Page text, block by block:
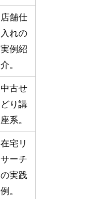
店舗仕
入れの
実例紹
介。
中古せ
どり講
座系。
在宅リ
サーチ
の実践
例。